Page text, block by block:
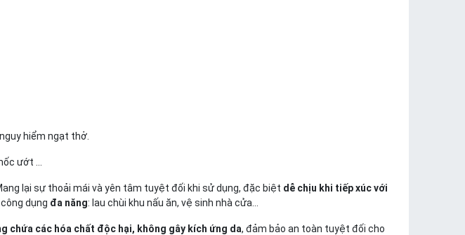
hiểm ngạt thở.
ướt ...
lại sự thoải mái và yên tâm tuyệt đối khi sử dụng, đặc biệt dễ chịu khi tiếp xúc với
dụng đa năng: lau chùi khu nấu ăn, vệ sinh nhà cửa...
chứa các hóa chất độc hại, không gây kích ứng da, đảm bảo an toàn tuyệt đối cho